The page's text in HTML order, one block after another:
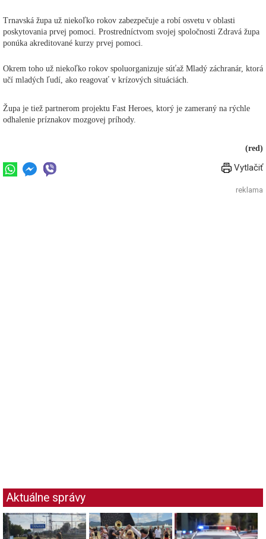
Trnavská župa už niekoľko rokov zabezpečuje a robí osvetu v oblasti
poskytovania prvej pomoci. Prostredníctvom svojej spoločnosti Zdravá župa
ponúka akreditované kurzy prvej pomoci.
Okrem toho už niekoľko rokov spoluorganizuje súťaž Mladý záchranár, ktorá
učí mladých ľudí, ako reagovať v krízových situáciách.
Župa je tiež partnerom projektu Fast Heroes, ktorý je zameraný na rýchle
odhalenie príznakov mozgovej príhody.
(red)
Vytlačiť
reklama
Aktuálne správy